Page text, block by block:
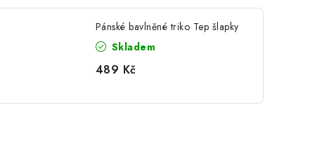
Pánské bavlněné triko Tep šlapky
Skladem
489 Kč